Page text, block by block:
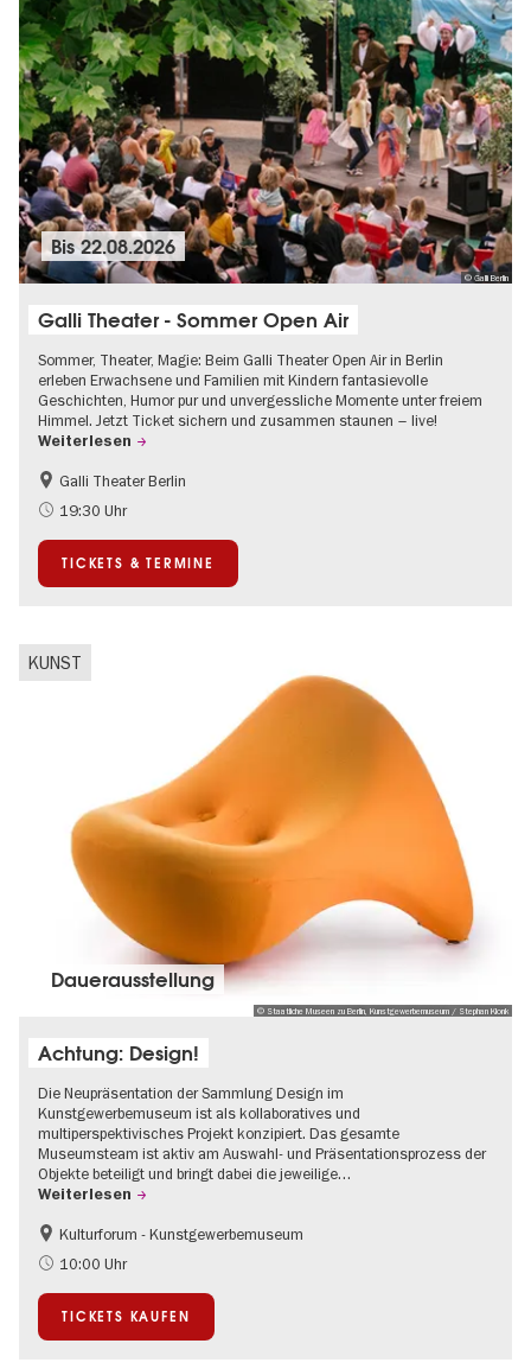
© Galli Berlin
Bis22.08.2026
Galli Theater - Sommer Open Air
Sommer, Theater, Magie: Beim Galli Theater Open Air in Berlin
erleben Erwachsene und Familien mit Kindern fantasievolle
Geschichten, Humor pur und unvergessliche Momente unter freiem
Himmel. Jetzt Ticket sichern und zusammen staunen – live!
Weiterlesen
Barrierefrei
Going local Berlin
Kultursommer
Open Air
Galli Theater Berlin
19:30 Uhr
TICKETS & TERMINE
KUNST
© Staatliche Museen zu Berlin, Kunstgewerbemuseum / Stephan Klonk
Dauer­aus­stel­lung
Achtung: Design!
Die Neupräsentation der Sammlung Design im
Kunstgewerbemuseum ist als kollaboratives und
multiperspektivisches Projekt konzipiert. Das gesamte
Museumsteam ist aktiv am Auswahl- und Präsentationsprozess der
Objekte beteiligt und bringt dabei die jeweilige…
Weiterlesen
Mode und Design
Kulturforum - Kunstgewerbemuseum
10:00 Uhr
TICKETS KAUFEN